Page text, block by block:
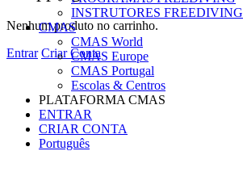
Nenhum produto no carrinho.
Entrar Criar Conta
INSTRUTORES FREEDIVING
CMAS
CMAS World
CMAS Europe
CMAS Portugal
Escolas & Centros
PLATAFORMA CMAS
ENTRAR
CRIAR CONTA
Português